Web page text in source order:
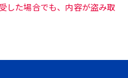
した場合でも、内容が盗み取